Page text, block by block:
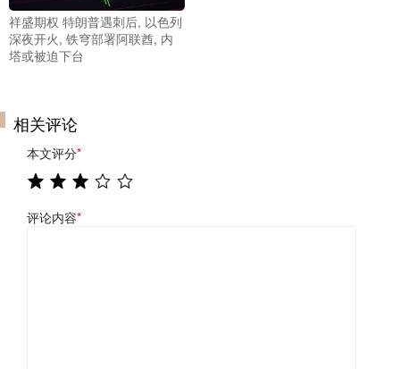
祥盛期权 特朗普遇刺后, 以色列
深夜开火, 铁穹部署阿联酋, 内
塔或被迫下台
相关评论
本文评分*
评论内容*